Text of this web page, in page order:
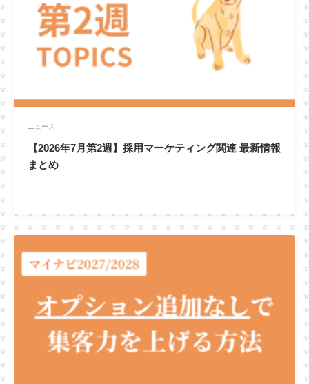
ニュース
【2026年7月第2週】採用マーケティング関連 最新情報
まとめ